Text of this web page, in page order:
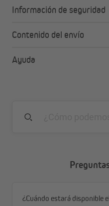
Montaje con soportes
(incluidos en el
Información de seguridad
Contenido del envío
Ayuda
¿Cuándo estará disponible